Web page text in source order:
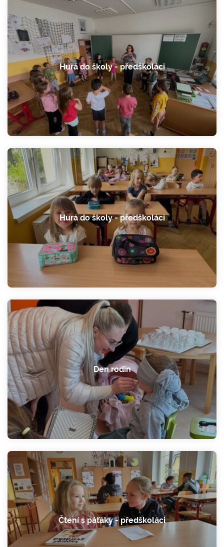
Hurá do školy - předškoláci
Hurá do školy - předškoláci
Den rodin
Čtení s páťáky - předškoláci